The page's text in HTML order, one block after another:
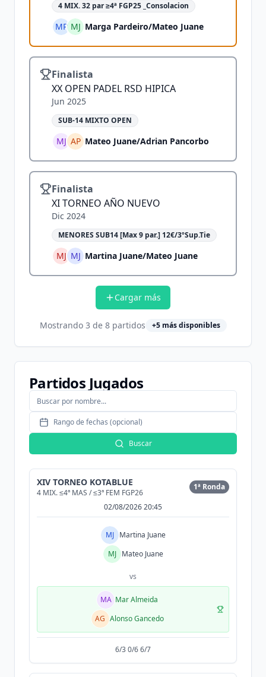
4 MIX. 32 par ≥4ª FGP25 _Consolacion
MP MJ Marga Pardeiro/Mateo Juane
Finalista
XX OPEN PADEL RSD HIPICA
Jun 2025
SUB-14 MIXTO OPEN
MJ AP Mateo Juane/Adrian Pancorbo
Finalista
XI TORNEO AÑO NUEVO
Dic 2024
MENORES SUB14 [Max 9 par.] 12€/3ºSup.Tie
MJ MJ Martina Juane/Mateo Juane
Cargar más
Mostrando 3 de 8partidos +5más disponibles
Partidos Jugados
Rango de fechas (opcional)
Buscar
XIV TORNEO KOTABLUE
4 MIX. ≤4ª MAS / ≤3ª FEM FGP26
1ª Ronda
02/08/2026 20:45
MJ Martina Juane
MJ Mateo Juane
vs
MA Mar Almeida
AG Alonso Gancedo
6/3 0/6 6/7